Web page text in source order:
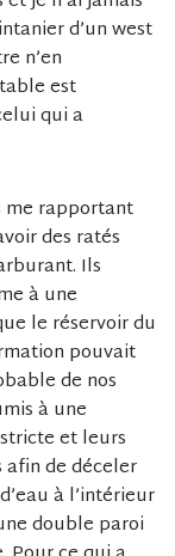
d’un west
n’en
est
qui a
me rapportant
des ratés
Ils
à une
le réservoir du
pouvait
de nos
à une
et leurs
de déceler
à l’intérieur
double paroi